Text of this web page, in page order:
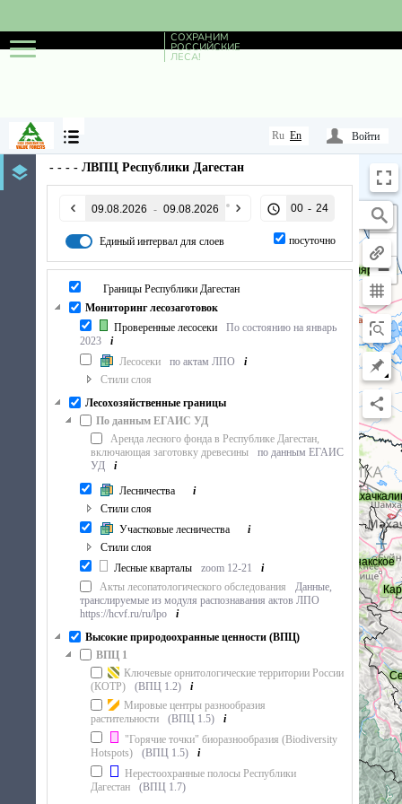
СОХРАНИМ
РОССИЙСКИЕ
ЛЕСА!